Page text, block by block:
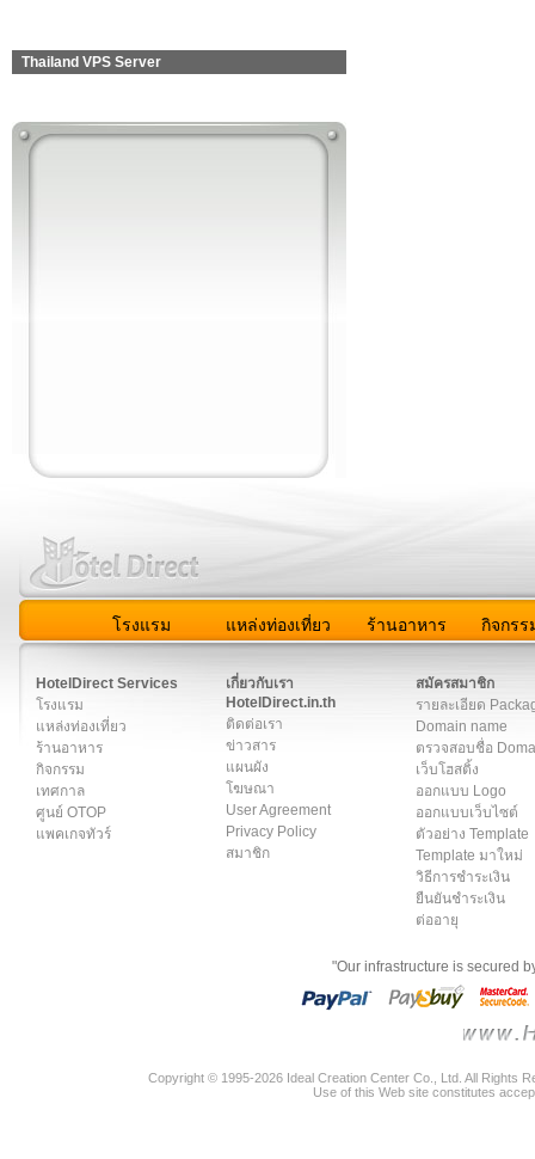
Thailand VPS Server
โรงแรม แหล่งท่องเที่ยว ร้านอาหาร กิจกรร
HotelDirect Services
โรงแรม
แหล่งท่องเที่ยว
ร้านอาหาร
กิจกรรม
เทศกาล
ศูนย์ OTOP
แพคเกจทัวร์
เกี่ยวกับเรา
HotelDirect.in.th
ติดต่อเรา
ข่าวสาร
แผนผัง
โฆษณา
User Agreement
Privacy Policy
สมาชิก
สมัครสมาชิก
รายละเอียด
Domain name
ตรวจสอบชื่อ
เว็บโฮสติ้ง
ออกแบบ Logo
ออกแบบเว็บไซต์
ตัวอย่าง Template
Template มาใหม่
วิธีการชำระเงิน
ยืนยันชำระเงิน
ต่ออายุ
"Our infrastructure is secured
Copyright © 1995-2026 Ideal Creation Center Co., Ltd. All Rights
Use of this Web site constitutes